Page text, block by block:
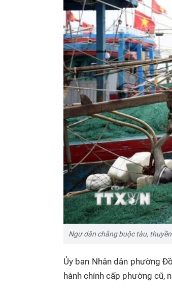
Ngư dân chằng buộc tàu,
Ủy ban Nhân dân phường
hành chính cấp phường cũ,